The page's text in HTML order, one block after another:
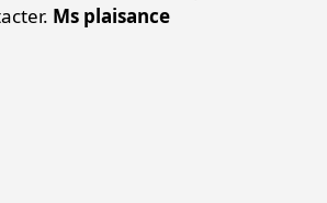
Ms plaisance